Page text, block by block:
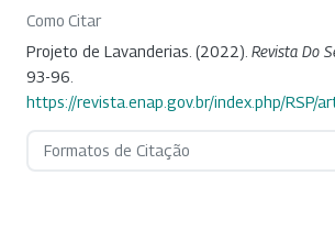
Como Citar
Projeto de Lavanderias. (2022). Revista Do
93-96.
https://revista.enap.gov.br/index.php/RSP/
Formatos de Citação